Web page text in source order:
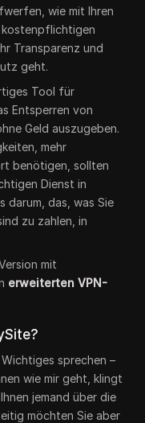
wie mit Ihren
kostenpflichtigen
Transparenz und
geht.
Tool für
Entsperren von
Geld auszugeben.
mehr
benötigen, sollten
Dienst in
darum, das, was Sie
zu zahlen, in
mit
erweiterten VPN-
sprechen –
wie mir geht, klingt
jemand über die
möchten Sie aber